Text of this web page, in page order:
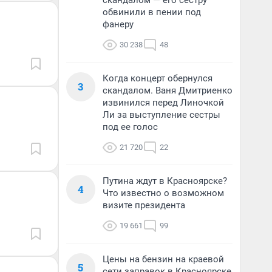
обвинили в пении под
фанеру
30 238 48
3
Когда концерт обернулся
скандалом. Ваня Дмитриенко
извинился перед Линочкой
Ли за выступление сестры
под ее голос
21 720 22
4
Путина ждут в Красноярске?
Что известно о возможном
визите президента
19 661 99
5
Цены на бензин на краевой